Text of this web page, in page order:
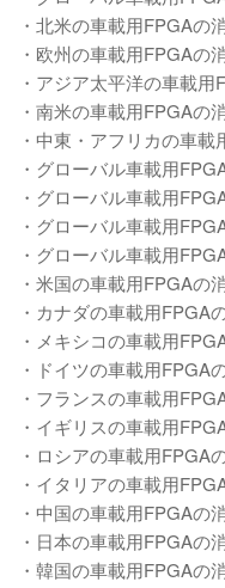
・北米の車載用FPGAの
・欧州の車載用FPGAの
・アジア太平洋の車載
・南米の車載用FPGAの
・中東・アフリカの車
・グローバル車載用
・グローバル車載用
・グローバル車載用
・グローバル車載用
・米国の車載用FPGAの
・カナダの車載用FPGA
・メキシコの車載用
・ドイツの車載用FPGA
・フランスの車載用
・イギリスの車載用
・ロシアの車載用FPGA
・イタリアの車載用
・中国の車載用FPGAの
・日本の車載用FPGAの
・韓国の車載用FPGAの